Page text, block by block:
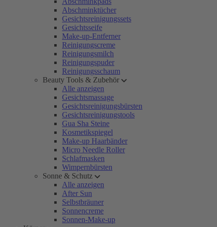
Abschminktücher
Gesichtsreinigungssets
Gesichtsseife
Make-up-Entferner
Reinigungscreme
Reinigungsmilch
Reinigungspuder
Reinigungsschaum
Beauty Tools & Zubehör
Alle anzeigen
Gesichtsmassage
Gesichtsreinigungsbürsten
Gesichtsreinigungstools
Gua Sha Steine
Kosmetikspiegel
Make-up Haarbänder
Micro Needle Roller
Schlafmasken
Wimpernbürsten
Sonne & Schutz
Alle anzeigen
After Sun
Selbstbräuner
Sonnencreme
Sonnen-Make-up